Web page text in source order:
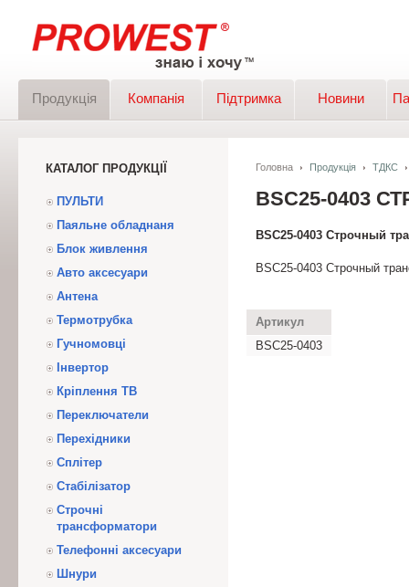
Продукція Компанія Підтримка Новини
КАТАЛОГ ПРОДУКЦІЇ
ПУЛЬТИ
Паяльне обладнаня
Блок живлення
Авто аксесуари
Антена
Термотрубка
Гучномовці
Інвертор
Кріплення ТВ
Переключатели
Перехідники
Сплітер
Стабілізатор
Строчні
трансформатори
Телефонні аксесуари
Шнури
Головна Продукція ТДКС
BSC25-0403
BSC25-0403 Строчный
BSC25-0403 Строчный
Артикул
BSC25-0403